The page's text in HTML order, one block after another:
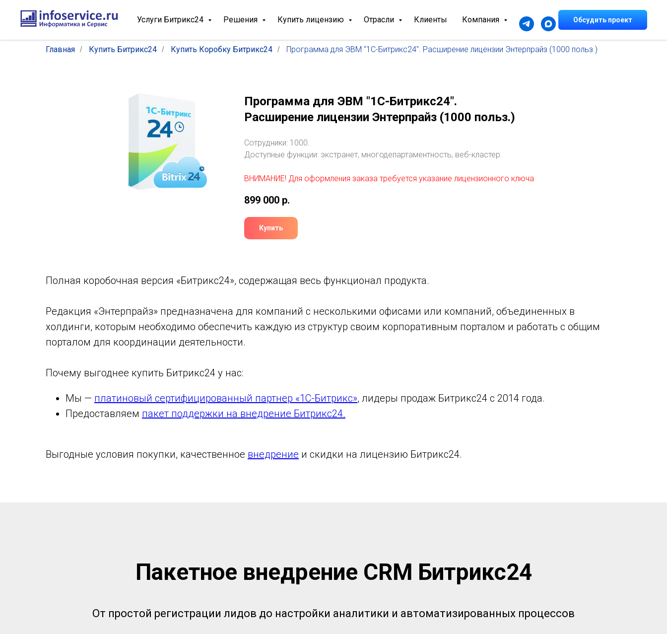
Услуги Битрикс24 Решения Купить лицензию Отрасли Клиенты Компания Обсудить проект
Главная / Купить Битрикс24 / Купить Коробку Битрикс24 / Программа для ЭВМ "1С-Битрикс24". Расширение лицензии Энтерпрайз (1000 польз.)
Программа для ЭВМ "1С-Битрикс24".
Расширение лицензии Энтерпрайз (1000 польз.)
Сотрудники: 1000.
Доступные функции: экстранет, многодепартаментность, веб-кластер.
ВНИМАНИЕ! Для оформления заказа требуется указание лицензионного ключа
899 000 р.
Купить
Полная коробочная версия «Битрикс24», содержащая весь функционал продукта.
Редакция «Энтерпрайз» предназначена для компаний с несколькими офисами или компаний, объединенных в
холдинги, которым необходимо обеспечить каждую из структур своим корпоративным порталом и работать с общим
порталом для координации деятельности.
Почему выгоднее купить Битрикс24 у нас:
Мы — платиновый сертифицированный партнер «1С-Битрикс», лидеры продаж Битрикс24 с 2014 года.
Предоставляем пакет поддержки на внедрение Битрикс24.
Выгодные условия покупки, качественное внедрение и скидки на лицензию Битрикс24.
Пакетное внедрение CRM Битрикс24
От простой регистрации лидов до настройки аналитики и автоматизированных процессов